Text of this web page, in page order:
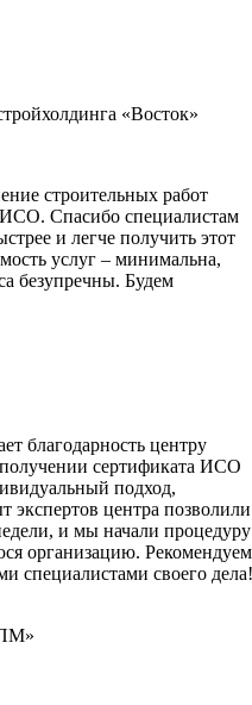
«Восток»
строительных работ
Спасибо специалистам
и легче получить этот
услуг – минимальна,
безупречны. Будем
благодарность центру
сертификата ИСО
подход,
центра позволили
и мы начали процедуру
организацию. Рекомендуем
специалистами своего дела!